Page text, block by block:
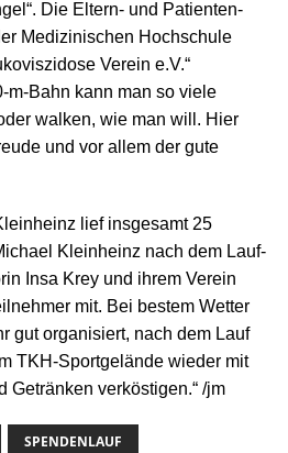
Die Eltern- und Patienten-
Medizinischen Hochschule
Verein e.V.“
m-Bahn kann man so viele
walken, wie man will. Hier
und vor allem der gute
lief insgesamt 25
Kleinheinz nach dem Lauf-
Insa Krey und ihrem Verein
mit. Bei bestem Wetter
gut organisiert, nach dem Lauf
TKH-Sportgelände wieder mit
Getränken verköstigen.“ /jm
SPENDENLAUF